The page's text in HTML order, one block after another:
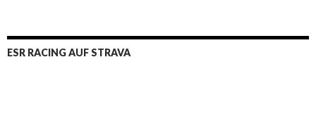
ESR RACING AUF STRAVA